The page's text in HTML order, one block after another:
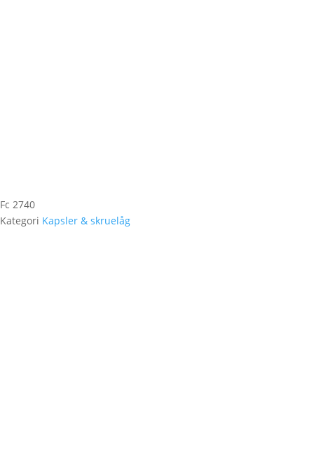
Fc 2740
Kategori Kapsler & skruelåg